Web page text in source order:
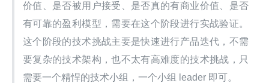
价值、是否被用户接受、是否真的有商业价值、是否
有可靠的盈利模型，需要在这个阶段进行实战验证。
这个阶段的技术挑战主要是快速进行产品迭代，不需
要复杂的技术架构，也不太有高难度的技术挑战，只
需要一个精悍的技术小组，一个小组 leader 即可。